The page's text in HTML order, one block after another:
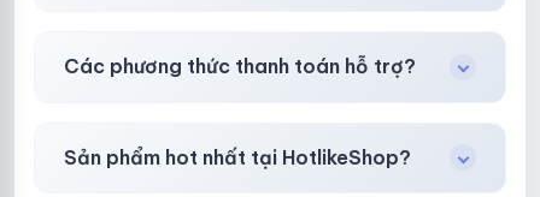
sách công khai.
Các phương thức thanh toán hỗ trợ?
các ví điện tử phổ biến.
Sản phẩm hot nhất tại HotlikeShop?